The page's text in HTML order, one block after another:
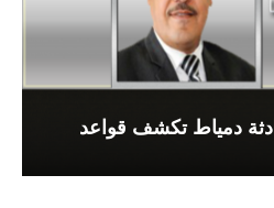
دمياط تكشف قواعد